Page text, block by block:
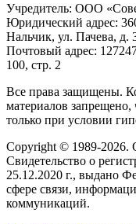
Учредитель: ООО
Юридический адрес:
Нальчик, ул. Пачева, д.
Почтовый адрес:
100, стр. 2
Все права защищены.
материалов
только при условии
Copyright © 1989-
Свидетельство о
25.12.2020 г., выдано
сфере связи,
коммуникаций.